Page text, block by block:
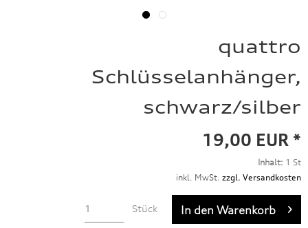
quattro
Schlüsselanhänger,
schwarz/silber
19,00 EUR *
Inhalt: 1 St
inkl. MwSt. zzgl. Versandkosten
Stück In den Warenkorb